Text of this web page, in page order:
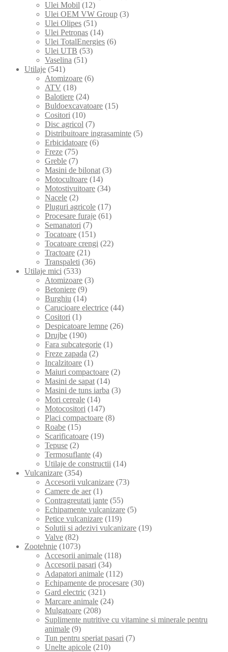
Ulei Mobil (12)
Ulei OEM VW Group (3)
Ulei Olipes (51)
Ulei Petronas (14)
Ulei TotalEnergies (6)
Ulei UTB (53)
Vaselina (51)
Utilaje (541)
Atomizoare (6)
ATV (18)
Balotiere (24)
Buldoexcavatoare (15)
Cositori (10)
Disc agricol (7)
Distribuitoare ingrasaminte (5)
Erbicidatoare (6)
Freze (75)
Greble (7)
Masini de bilonat (3)
Motocultoare (14)
Motostivuitoare (34)
Nacele (2)
Pluguri agricole (17)
Procesare furaje (61)
Semanatori (7)
Tocatoare (151)
Tocatoare crengi (22)
Tractoare (21)
Transpaleti (36)
Utilaje mici (533)
Atomizoare (3)
Betoniere (9)
Burghiu (14)
Carucioare electrice (44)
Cositori (1)
Despicatoare lemne (26)
Drujbe (190)
Fara subcategorie (1)
Freze zapada (2)
Incalzitoare (1)
Maiuri compactoare (2)
Masini de sapat (14)
Masini de tuns iarba (3)
Mori cereale (14)
Motocositori (147)
Placi compactoare (8)
Roabe (15)
Scarificatoare (19)
Tepuse (2)
Termosuflante (4)
Utilaje de constructii (14)
Vulcanizare (354)
Accesorii vulcanizare (73)
Camere de aer (1)
Contragreutati jante (55)
Echipamente vulcanizare (5)
Petice vulcanizare (119)
Solutii si adezivi vulcanizare (19)
Valve (82)
Zootehnie (1073)
Accesorii animale (118)
Accesorii pasari (34)
Adapatori animale (112)
Echipamente de procesare (30)
Gard electric (321)
Marcare animale (24)
Mulgatoare (208)
Suplimente nutritive cu vitamine si minerale pentru
animale (9)
Tun pentru speriat pasari (7)
Unelte apicole (210)